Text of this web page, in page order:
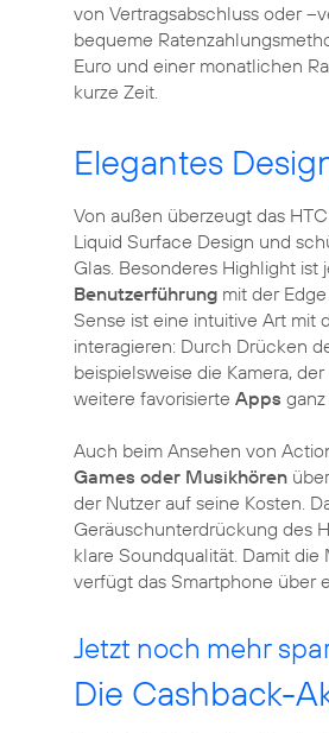
von Vertragsabschluss oder
bequeme
Euro und einer monatlichen
kurze Zeit.
Elegantes
Von außen überzeugt das
Liquid Surface Design und
Glas. Besonderes Highlight ist
Benutzerführung mit der
Sense ist eine intuitive Art mit
interagieren: Durch Drücken
beispielsweise die Kamera, der
weitere favorisierte Apps
Auch beim Ansehen von
Games oder Musikhören
der Nutzer auf seine Kosten.
Geräuschunterdrückung des
klare Soundqualität. Damit
verfügt das Smartphone über
Jetzt noch mehr
Die Cashback-